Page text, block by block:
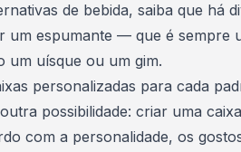
de bebida, saiba que há
um espumante — que é
um uísque ou um gim.
personalizadas para cada
possibilidade: criar uma
com a personalidade, os